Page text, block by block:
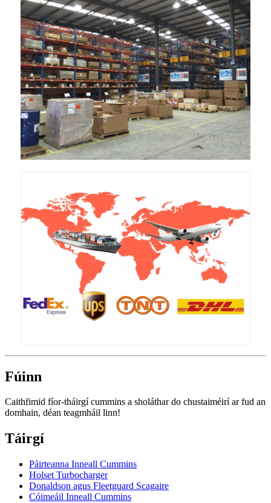
Fúinn
Caithfimid fíor-tháirgí cummins a sholáthar do chustaiméirí ar fud an
domhain, déan teagmháil linn!
Táirgí
Páirteanna Inneall Cummins
Holset Turbocharger
Donaldson agus Fleetguard Scagaire
Cóimeáil Inneall Cummins